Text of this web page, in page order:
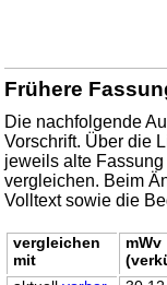
Frühere
Die nachfolgende
Vorschrift. Über die
jeweils alte Fassung
vergleichen. Beim
Volltext sowie die
vergleichen
mit
mWv